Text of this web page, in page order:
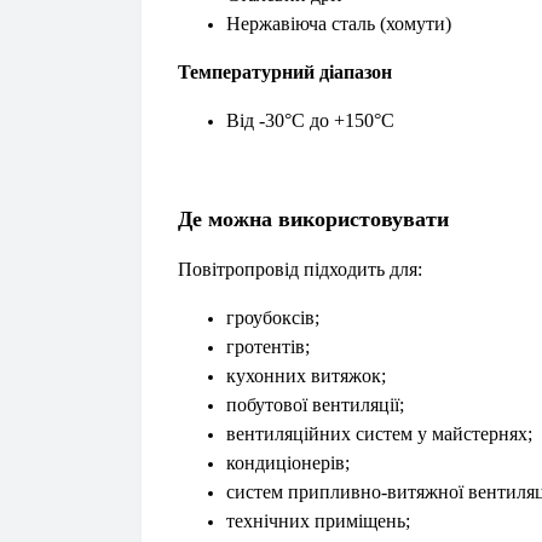
Нержавіюча сталь (хомути)
Температурний діапазон
Від -30°C до +150°C
Де можна використовувати
Повітропровід підходить для:
гроубоксів;
гротентів;
кухонних витяжок;
побутової вентиляції;
вентиляційних систем у майстернях;
кондиціонерів;
систем припливно-витяжної
технічних приміщень;